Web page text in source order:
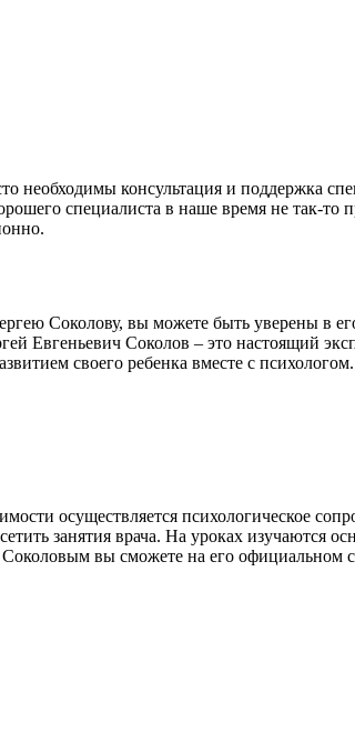
необходимы консультация и поддержка
специалиста в наше время не так-то
Соколову, вы можете быть уверены в
Евгеньевич Соколов – это настоящий
своего ребенка вместе с
осуществляется психологическое
занятия врача. На уроках изучаются
Соколовым вы сможете на его официальном